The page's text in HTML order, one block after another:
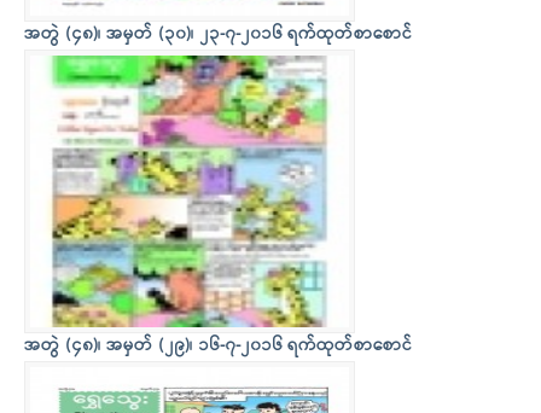
အတွဲ (၄၈)၊ အမှတ် (၃၀)၊ ၂၃-၇-၂၀၁၆ ရက်ထုတ်စာစောင်
အတွဲ (၄၈)၊ အမှတ် (၂၉)၊ ၁၆-၇-၂၀၁၆ ရက်ထုတ်စာစောင်